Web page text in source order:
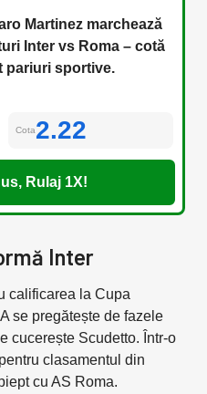
Martinez marchează
Inter vs Roma – cotă
pariuri sportive.
Cota2.22
Rulaj 1X!
Inter
calificarea la Cupa
se pregătește de fazele
cucerește Scudetto. Într-o
clasamentul din
cu AS Roma.